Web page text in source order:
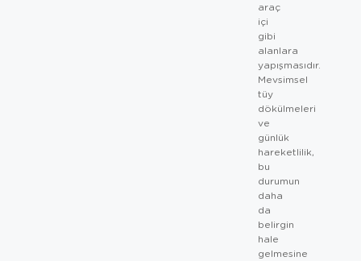
araç
içi
gibi
alanlara
yapışmasıdır.
Mevsimsel
tüy
dökülmeleri
ve
günlük
hareketlilik,
bu
durumun
daha
da
belirgin
hale
gelmesine